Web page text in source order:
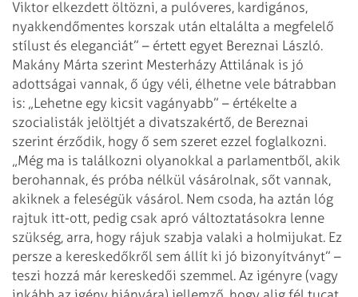
Viktor elkezdett öltözni, a pulóveres, kardigános,
nyakkendőmentes korszak után eltalálta a megfelelő
stílust és eleganciát” – értett egyet Bereznai László.
Makány Márta szerint Mesterházy Attilának is jó
adottságai vannak, ő úgy véli, élhetne vele bátrabban
is: „Lehetne egy kicsit vagányabb” – értékelte a
szocialisták jelöltjét a divatszakértő, de Bereznai
szerint érződik, hogy ő sem szeret ezzel foglalkozni.
„Még ma is találkozni olyanokkal a parlamentből, akik
berohannak, és próba nélkül vásárolnak, sőt vannak,
akiknek a feleségük vásárol. Nem csoda, ha aztán lóg
rajtuk itt-ott, pedig csak apró változtatásokra lenne
szükség, arra, hogy rájuk szabja valaki a holmijukat. Ez
persze a kereskedőkről sem állít ki jó bizonyítványt” –
teszi hozzá már kereskedői szemmel. Az igényre (vagy